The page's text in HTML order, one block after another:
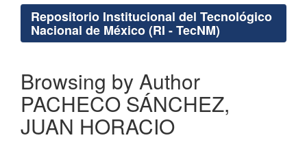
Repositorio Institucional del Tecnológico
Nacional de México (RI - TecNM)
Browsing by Author
PACHECO SÁNCHEZ,
JUAN HORACIO